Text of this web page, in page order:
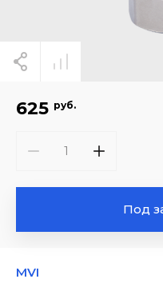
MVI
625 руб.
Под